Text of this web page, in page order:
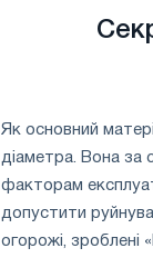
Як основний
діаметра. Вона за
факторам
допустити
огорожі, зроблені